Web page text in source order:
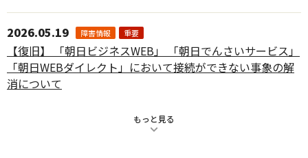
2026.05.19 障害情報 重要
【復旧】 「朝日ビジネスWEB」 「朝日でんさいサービス」
「朝日WEBダイレクト」において接続ができない事象の解
消について
重要
もっと見る